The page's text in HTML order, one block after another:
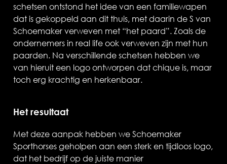
schetsen ontstond het idee van een familiewapen
dat is gekoppeld aan dit thuis, met daarin de S van
Schoemaker verweven met “het paard”. Zoals de
ondernemers in real life ook verweven zijn met hun
paarden. Na verschillende schetsen hebben we
van hieruit een logo ontworpen dat chique is, maar
toch erg krachtig en herkenbaar.
Het resultaat
Met deze aanpak hebben we Schoemaker
Sporthorses geholpen aan een sterk en tijdloos logo,
dat het bedrijf op de juiste manier